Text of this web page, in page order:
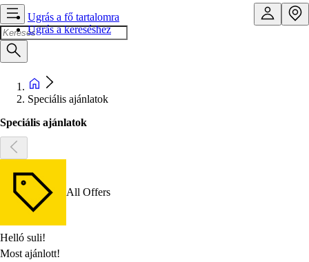
Ugrás a fő tartalomra
Ugrás a kereséshez
Speciális ajánlatok
Speciális ajánlatok
All Offers
Helló suli!
Most ajánlott!